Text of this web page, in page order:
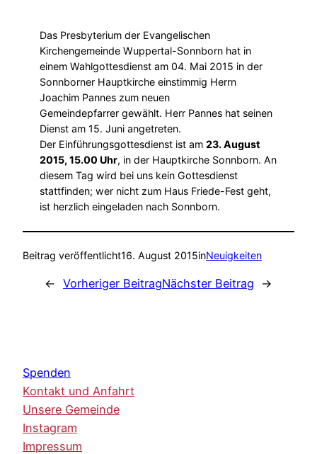
Das Presbyterium der Evangelischen
Kirchengemeinde Wuppertal-Sonnborn hat in
einem Wahlgottesdienst am 04. Mai 2015 in der
Sonnborner Hauptkirche einstimmig Herrn
Joachim Pannes zum neuen
Gemeindepfarrer gewählt. Herr Pannes hat seinen
Dienst am 15. Juni angetreten.
Der Einführungsgottesdienst ist am 23. August
2015, 15.00 Uhr, in der Hauptkirche Sonnborn. An
diesem Tag wird bei uns kein Gottesdienst
stattfinden; wer nicht zum Haus Friede-Fest geht,
ist herzlich eingeladen nach Sonnborn.
Beitrag veröffentlicht16. August 2015inNeuigkeiten
← Vorheriger BeitragNächster Beitrag →
Spenden
Kontakt und Anfahrt
Unsere Gemeinde
Instagram
Impressum